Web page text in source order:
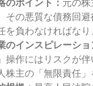
その悪質な債務回
を負わなければなり
のインスピレーショ
操作にはリスクが
株主の「無限責任